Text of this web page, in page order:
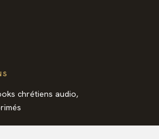
chrétiens audio,